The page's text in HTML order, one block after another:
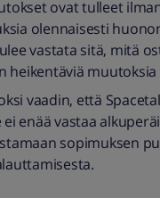
ovat tulleet
olennaisesti
vastata sitä, mitä
heikentäviä
vaadin, että
ei enää vastaa
sopimuksen